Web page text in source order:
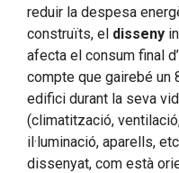
reduir la despesa
construïts, el disseny
afecta el consum final
compte que gairebé un
edifici durant la seva
(climatització,
il·luminació, aparells,
dissenyat, com està